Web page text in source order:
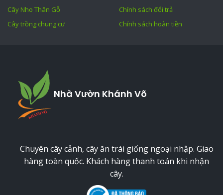
Cây Nho Thân Gỗ
Cây trồng chung cư
Chính sách đổi trả
Chính sách hoàn tiền
Nhà Vườn Khánh Võ
Chuyên cây cảnh, cây ăn trái giống ngoại nhập. Giao
hàng toàn quốc. Khách hàng thanh toán khi nhận
cây.